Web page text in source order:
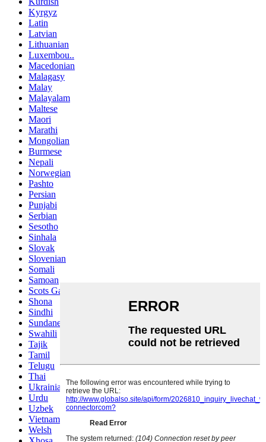
Kyrgyz
Latin
Latvian
Lithuanian
Luxembou..
Macedonian
Malagasy
Malay
Malayalam
Maltese
Maori
Marathi
Mongolian
Burmese
Nepali
Norwegian
Pashto
Persian
Punjabi
Serbian
Sesotho
Sinhala
Slovak
Slovenian
Somali
Samoan
Scots Gaelic
Shona
Sindhi
Sundanese
Swahili
Tajik
Tamil
Telugu
Thai
Ukrainian
Urdu
Uzbek
Vietnamese
Welsh